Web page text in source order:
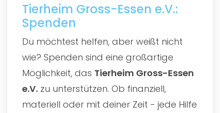
Tierheim Gross-Essen e.V.:
Spenden
Du möchtest helfen, aber weißt nicht
wie? Spenden sind eine großartige
Möglichkeit, das Tierheim Gross-Essen
e.V. zu unterstützen. Ob finanziell,
materiell oder mit deiner Zeit - jede Hilfe